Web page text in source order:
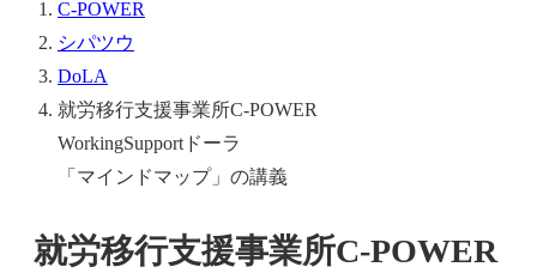
C-POWER
シパツウ
DoLA
就労移行支援事業所C-POWER
WorkingSupportドーラ
「マインドマップ」の講義
就労移行支援事業所C-POWER